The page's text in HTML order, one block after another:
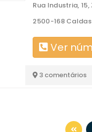
Rua Industria,
2500-168
Ver
3 comentários